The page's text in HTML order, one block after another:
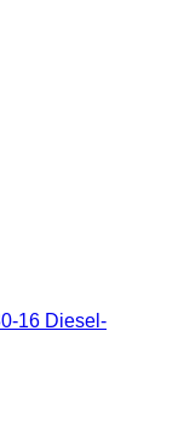
16 Diesel-